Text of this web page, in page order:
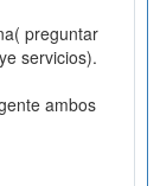
preguntar
servicios).
ambos